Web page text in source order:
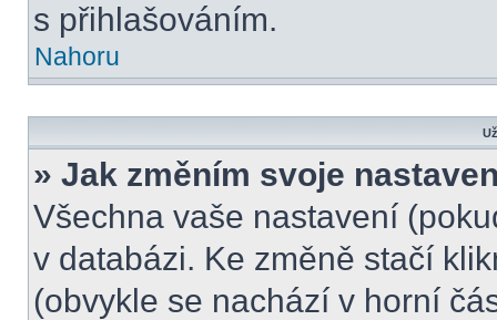
s přihlašováním.
Nahoru
» Jak změním svoje
Všechna vaše nastavení
v databázi. Ke změně stačí
(obvykle se nachází v horní